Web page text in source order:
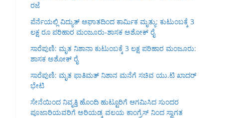
ರಜೆ
ಪೆರ್ನೆಯಲ್ಲಿ ವಿದ್ಯುತ್ ಆಘಾತದಿಂದ ಕಾರ್ಮಿಕ ಮೃತ್ಯು: ಕುಟುಂಬಕ್ಕೆ 3
ಲಕ್ಷ ರೂ ಪರಿಹಾರ ಮಂಜೂರು-ಶಾಸಕ ಅಶೋಕ್ ರೈ
ಸಾರೆಪುಣಿ: ಮೃತ ನಿಶಾನಾ ಕುಟುಂಬಕ್ಕೆ 3 ಲಕ್ಷ ಪರಿಹಾರ ಮಂಜೂರು:
ಶಾಸಕ ಅಶೋಕ್ ರೈ
ಸಾರೆಪುಣಿ: ಮೃತ ಫಾತಿಮತ್ ನಿಶಾನ ಮನೆಗೆ ಸಚಿವ ಯು.ಟಿ ಖಾದರ್
ಭೇಟಿ
ಸೇನೆಯಿಂದ ನಿವೃತ್ತಿ ಹೊಂದಿ ಹುಟ್ಟೂರಿಗೆ ಆಗಮಿಸಿದ ಸುಂದರ
ಪೂಜಾರಿಯವರಿಗೆ ಅರಿಯಡ್ಕ ವಲಯ ಕಾಂಗ್ರೆಸ್ ನಿಂದ ಸ್ವಾಗತ